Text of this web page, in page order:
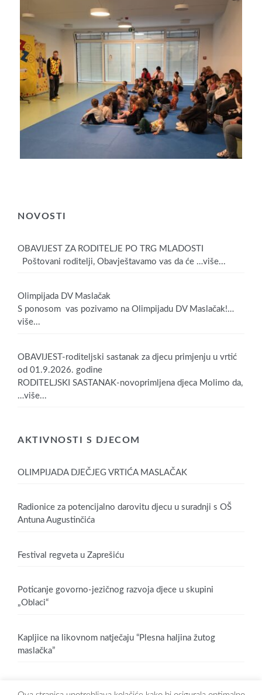
NOVOSTI
OBAVIJEST ZA RODITELJE PO TRG MLADOSTI
Poštovani roditelji, Obavještavamo vas da će …više...
Olimpijada DV Maslačak
S ponosom vas pozivamo na Olimpijadu DV Maslačak!…
više...
OBAVIJEST-roditeljski sastanak za djecu primjenju u vrtić
od 01.9.2026. godine
RODITELJSKI SASTANAK-novoprimljena djeca Molimo da,
…više...
AKTIVNOSTI S DJECOM
OLIMPIJADA DJEČJEG VRTIĆA MASLAČAK
Radionice za potencijalno darovitu djecu u suradnji s OŠ
Antuna Augustinčića
Festival regveta u Zaprešiću
Poticanje govorno-jezičnog razvoja djece u skupini
„Oblaci“
Kapljice na likovnom natječaju “Plesna haljina žutog
maslačka”